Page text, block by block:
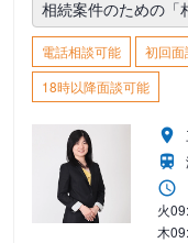
相続案件のための「
電話相談可能 初回
18時以降面談可能
火
木